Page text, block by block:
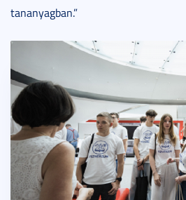
tananyagban.”